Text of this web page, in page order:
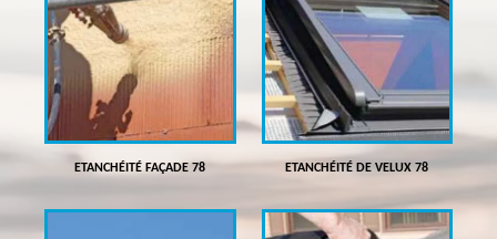
ETANCHÉITÉ FAÇADE 78 ETANCHÉITÉ DE VELUX 78